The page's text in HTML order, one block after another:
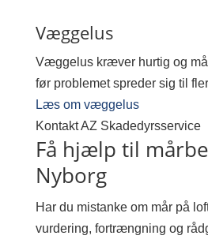
Væggelus
Væggelus kræver hurtig og
før problemet spreder sig til
Læs om væggelus
Kontakt AZ Skadedyrsservice
Få hjælp til
Nyborg
Har du mistanke om mår på
vurdering, fortrængning og